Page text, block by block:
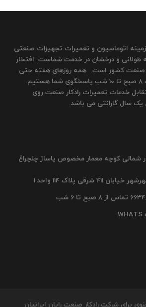
اتوماسیون و تعمیرات تجهیزات صنعتی
طولانی و درخشان در خدمت شماست. افتخار
در صنعت کشور است. همه روزهای هفته حتی
روزهای تعطیل از ساعت 8 صبح تا 10 شب پاسخگوی شما هستیم.
خدمات تعمیرات رادکار صنعت روی
سال گارانتی می باشد.
زار شمالی کوچه معمار مخصوص پاساژ چلچراغ
برای شرکت رادکار صنعت رایان ایرانیان